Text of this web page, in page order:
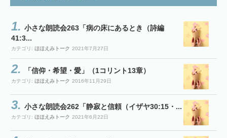
小さな朗読会263「病の床にあるとき（詩編
41:3...
カテゴリ: ほほえみトーク 2021年7月27日
「信仰・希望・愛」（1コリント13章）
カテゴリ: ほほえみトーク 2016年11月29日
小さな朗読会262「静寂と信頼（イザヤ30:15・...
カテゴリ: ほほえみトーク 2021年6月22日